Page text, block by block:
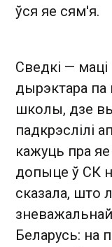
ўся яе сям'я.
Сведкі —
дырэктара па
школы, дзе
падкрэслілі
кажуць пра
допыце ў СК
сказала, што
Беларусь: на